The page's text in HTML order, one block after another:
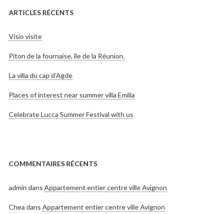
ARTICLES RÉCENTS
Visio visite
Piton de la fournaise, île de la Réunion.
La villa du cap d’Agde
Places of interest near summer villa Emilia
Celebrate Lucca Summer Festival with us
COMMENTAIRES RÉCENTS
admin dans Appartement entier centre ville Avignon
Chea dans Appartement entier centre ville Avignon